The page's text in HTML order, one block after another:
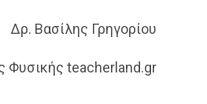
Δρ. Βασίλης Γρηγορίου
Φυσικής teacherland.gr